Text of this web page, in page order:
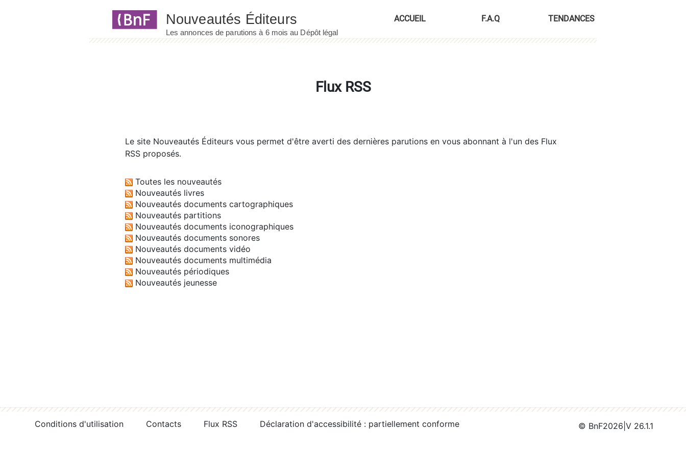
ACCUEIL F.A.Q TENDANCES
Flux RSS
Le site Nouveautés Éditeurs vous permet d'être averti des dernières parutions en vous abonnant à l'un des Flux
RSS proposés.
Toutes les nouveautés
Nouveautés livres
Nouveautés documents cartographiques
Nouveautés partitions
Nouveautés documents iconographiques
Nouveautés documents sonores
Nouveautés documents vidéo
Nouveautés documents multimédia
Nouveautés périodiques
Nouveautés jeunesse
Conditions d'utilisation Contacts Flux RSS Déclaration d'accessibilité : partiellement conforme © BnF2026 V 26.1.1